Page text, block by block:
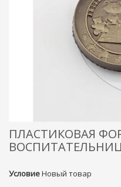
ПЛАСТИКОВАЯ
УсловиеНовый товар